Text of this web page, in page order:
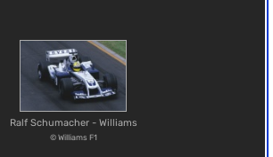
Ralf Schumacher - Williams
© Williams F1